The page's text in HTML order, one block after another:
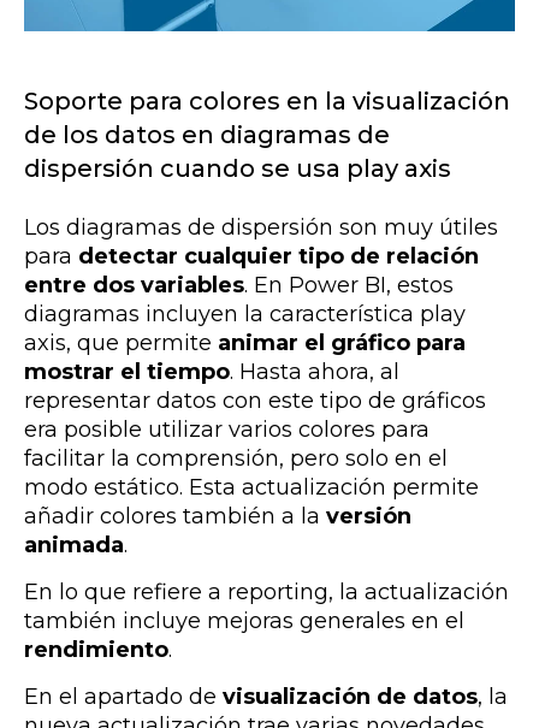
Soporte para colores en la visualización
de los datos en diagramas de
dispersión cuando se usa play axis
Los diagramas de dispersión son muy útiles
para detectar cualquier tipo de relación
entre dos variables. En Power BI, estos
diagramas incluyen la característica play
axis, que permite animar el gráfico para
mostrar el tiempo. Hasta ahora, al
representar datos con este tipo de gráficos
era posible utilizar varios colores para
facilitar la comprensión, pero solo en el
modo estático. Esta actualización permite
añadir colores también a la versión
animada.
En lo que refiere a reporting, la actualización
también incluye mejoras generales en el
rendimiento.
En el apartado de visualización de datos, la